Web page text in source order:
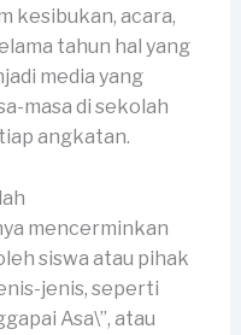
kesibukan, acara,
tahun hal yang
media yang
masa di sekolah
angkatan.
mencerminkan
siswa atau pihak
jenis, seperti
Asa\”, atau